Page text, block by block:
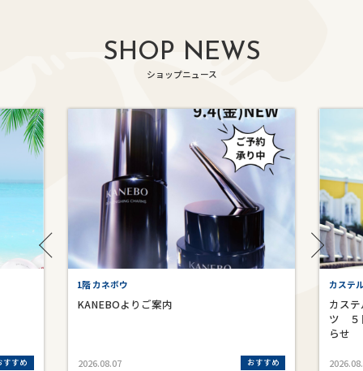
SHOP NEWS
ショップニュース
すすめ
1階 カネボウ
KANEBOよりご案内
2026.08.07 おすすめ
カステ
カス
ツ ５
らせ